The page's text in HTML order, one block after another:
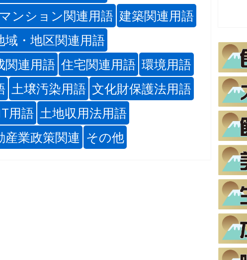
ンション関連用語 建築関連用語
域・地区関連用語
関連用語 住宅関連用語 環境用語
土壌汚染用語 文化財保護法用語
用語 土地収用法用語
産業政策関連 その他